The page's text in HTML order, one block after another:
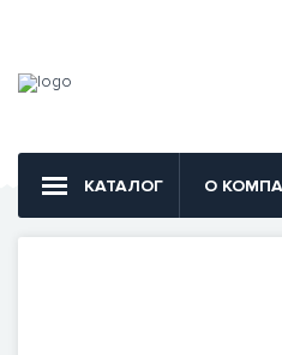
КАТАЛОГ О